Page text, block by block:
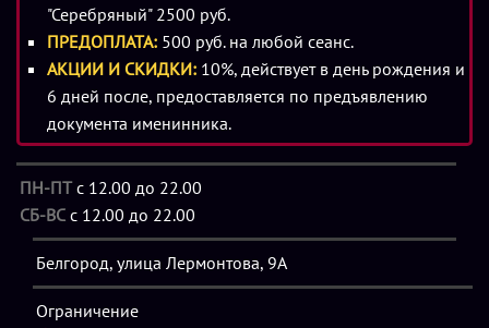
В игре могут принять участие как взрослые, так и дети от 8
лет в сопровождении взрослого или аниматора, с 13 лет
дети могут играть самостоятельно. Квест «Парфюмер» в
Белгородеждет гостей ежедневно, включая выходные и
праздничные дни.
"Серебряный" 2500 руб.
ПРЕДОПЛАТА: 500 руб. на любой сеанс.
АКЦИИ И СКИДКИ: 10%, действует в день рождения и
6 дней после, предоставляется по предъявлению
документа именинника.
ПН-ПТс 12.00 до 22.00
СБ-ВС с 12.00 до 22.00
Белгород, улица Лермонтова, 9А
Ограничение